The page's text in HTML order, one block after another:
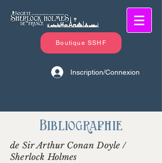
Boutique SSHF
Inscription/Connexion
Bibliographie
de Sir Arthur Conan Doyle /
Sherlock Holmes